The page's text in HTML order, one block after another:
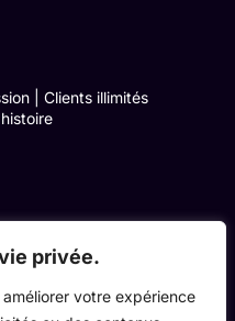
privée.
votre expérience
| Clients illimités